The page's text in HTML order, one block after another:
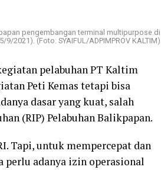
pengembangan terminal multipurpose di
2021). (Foto: SYAIFUL/ADPIMPROV KALTIM)
pelabuhan PT Kaltim
Peti Kemas tetapi bisa
dasar yang kuat, salah
(RIP) Pelabuhan Balikpapan.
Tapi, untuk mempercepat dan
perlu adanya izin operasional